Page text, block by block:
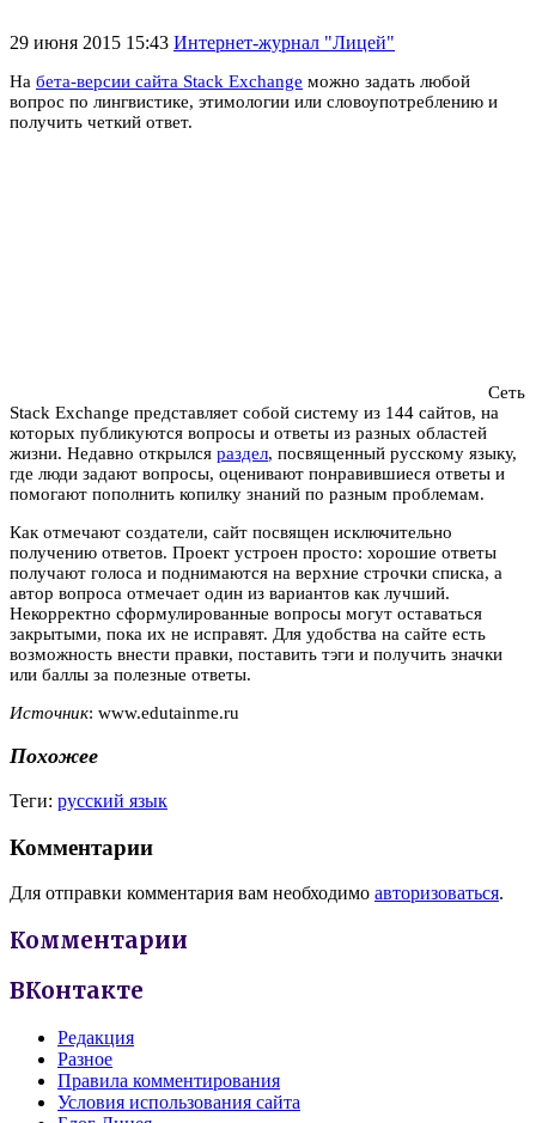
29 июня 2015 15:43 Интернет-журнал "Лицей"
На бета-версии сайта Stack Exchange можно задать любой
вопрос по лингвистике, этимологии или словоупотреблению и
получить четкий ответ.
Сеть
Stack Exchange представляет собой систему из 144 сайтов, на
которых публикуются вопросы и ответы из разных областей
жизни. Недавно открылся раздел, посвященный русскому языку,
где люди задают вопросы, оценивают понравившиеся ответы и
помогают пополнить копилку знаний по разным проблемам.
Как отмечают создатели, сайт посвящен исключительно
получению ответов. Проект устроен просто: хорошие ответы
получают голоса и поднимаются на верхние строчки списка, а
автор вопроса отмечает один из вариантов как лучший.
Некорректно сформулированные вопросы могут оставаться
закрытыми, пока их не исправят. Для удобства на сайте есть
возможность внести правки, поставить тэги и получить значки
или баллы за полезные ответы.
Источник: www.edutainme.ru
Похожее
Теги: русский язык
Комментарии
Для отправки комментария вам необходимо авторизоваться.
Комментарии
ВКонтакте
Редакция
Разное
Правила комментирования
Условия использования сайта